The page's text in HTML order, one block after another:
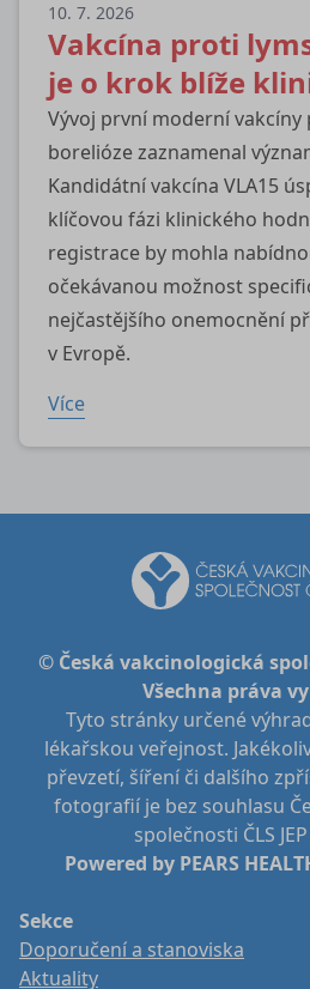
10. 7. 2026
Vakcína proti
je o krok blíže
Vývoj první moderní
borelióze zaznamenal
Kandidátní vakcína VLA15
klíčovou fázi klinického
registrace by mohla
očekávanou možnost
nejčastějšího onemocnění
v Evropě.
Více
© Česká vakcinologická
Všechna práva
Tyto stránky určené
lékařskou veřejnost.
převzetí, šíření či dalšího
fotografií je bez souhlasu
společnosti ČLS
Powered by PEARS
Sekce
Doporučení a stanoviska
Aktuality